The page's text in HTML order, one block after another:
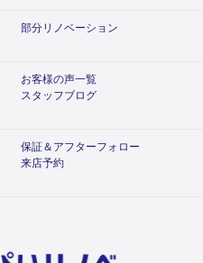
部分リノベーション
お客様の声一覧
スタッフブログ
保証＆アフターフォロー
来店予約